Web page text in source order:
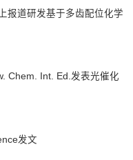
报道研发基于多齿配位化学
Chem. Int. Ed.发表光催化
发文